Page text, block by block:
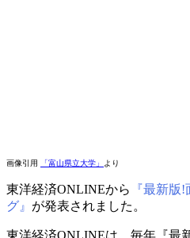
画像引用 「富山県立大学」 より
東洋経済ONLINEから
『最新版
グ』 が発表されました。
東洋経済ONLINEは、毎年『最